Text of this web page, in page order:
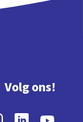
Volg ons!